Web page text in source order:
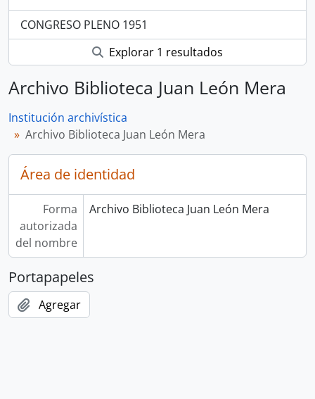
CONGRESO PLENO 1951
Explorar 1 resultados
Archivo Biblioteca Juan León Mera
Institución archivística
Archivo Biblioteca Juan León Mera
Área de identidad
Forma
autorizada
del nombre
Archivo Biblioteca Juan León Mera
Portapapeles
Agregar